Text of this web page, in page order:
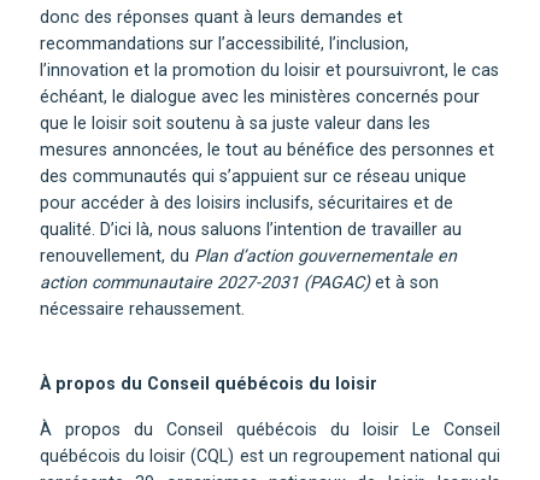
donc des réponses quant à leurs demandes et
recommandations sur l’accessibilité, l’inclusion,
l’innovation et la promotion du loisir et poursuivront, le cas
échéant, le dialogue avec les ministères concernés pour
que le loisir soit soutenu à sa juste valeur dans les
mesures annoncées, le tout au bénéfice des personnes et
des communautés qui s’appuient sur ce réseau unique
pour accéder à des loisirs inclusifs, sécuritaires et de
qualité. D’ici là, nous saluons l’intention de travailler au
renouvellement, du Plan d’action gouvernementale en
action communautaire 2027-2031 (PAGAC)et à son
nécessaire rehaussement.
À propos du Conseil québécois du loisir
À propos du Conseil québécois du loisir Le Conseil
québécois du loisir (CQL) est un regroupement national qui